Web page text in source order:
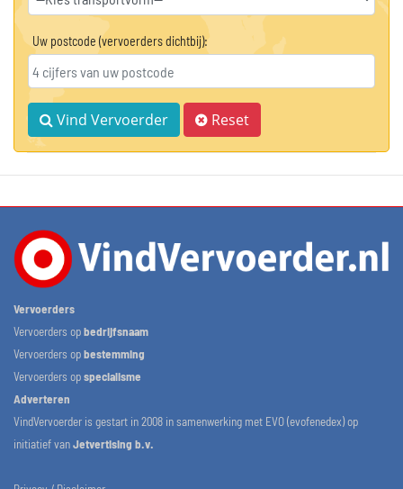
Uw postcode (vervoerders dichtbij):
Vind Vervoerder Reset
Vervoerders
Vervoerders opbedrijfsnaam
Vervoerders opbestemming
Vervoerders opspecialisme
Adverteren
VindVervoerder is gestart in 2008 in samenwerking met EVO (evofenedex) op
initiatief vanJetvertising b.v.